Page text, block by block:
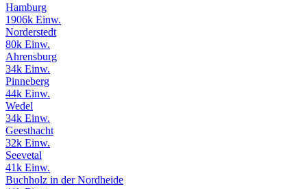
Hamburg
1906k Einw.
Norderstedt
80k Einw.
Ahrensburg
34k Einw.
Pinneberg
44k Einw.
Wedel
34k Einw.
Geesthacht
32k Einw.
Seevetal
41k Einw.
Buchholz in der Nordheide